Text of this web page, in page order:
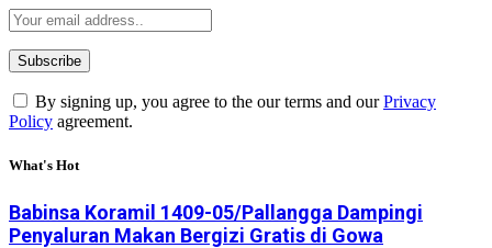
By signing up, you agree to the our terms and ourPrivacy
Policy agreement.
What's Hot
Babinsa Koramil 1409-05/Pallangga Dampingi
Penyaluran Makan Bergizi Gratis di Gowa